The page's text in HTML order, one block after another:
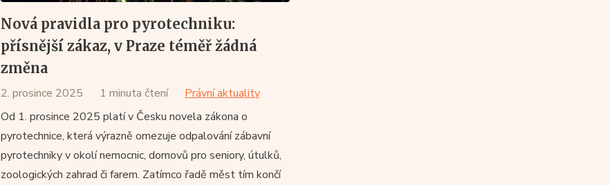
Nová pravidla pro pyrotechniku:
přísnější zákaz, v Praze téměř žádná
změna
2. prosince 2025 1 minuta čtení
Právní aktuality
Od 1. prosince 2025 platí v Česku novela zákona o
pyrotechnice, která výrazně omezuje odpalování zábavní
pyrotechniky v okolí nemocnic, domovů pro seniory, útulků,
zoologických zahrad či farem. Zatímco řadě měst tím končí